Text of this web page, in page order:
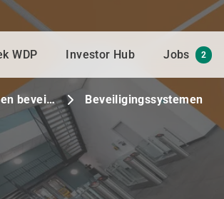
WDP Investor Hub Jobs 2
bevei… Beveiligingssystemen